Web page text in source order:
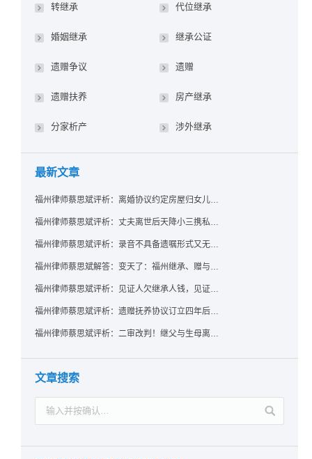
转继承 代位继承
婚姻继承 继承公证
遗赠争议 遗赠
遗赠扶养 房产继承
分家析产 涉外继承
最新文章
福州律师蔡思斌评析：离婚协议约定房屋归女儿所有，父亲去世后继母能否拒绝过户？
福州律师蔡思斌评析：丈夫离世后天降小三携私生子争遗产，法院正义判决保住原配80%份额！
福州律师蔡思斌评析：录音不具备遗嘱形式又无法证明赠与意愿——法院：按法定继承处理
福州律师蔡思斌解答：变天了：福州继承、赠与房产转让要收20%个税？福州国税官方回复来了！
福州律师蔡思斌评析：见证人欠继承人钱，见证遗嘱还有效吗？
福州律师蔡思斌评析：遗赠抚养协议订立四年后丧失民事行为能力，协议有效吗？
福州律师蔡思斌评析：二审改判！继父与生母离婚后，曾受其抚养的继子女是否仍享有继承权？
文章搜索